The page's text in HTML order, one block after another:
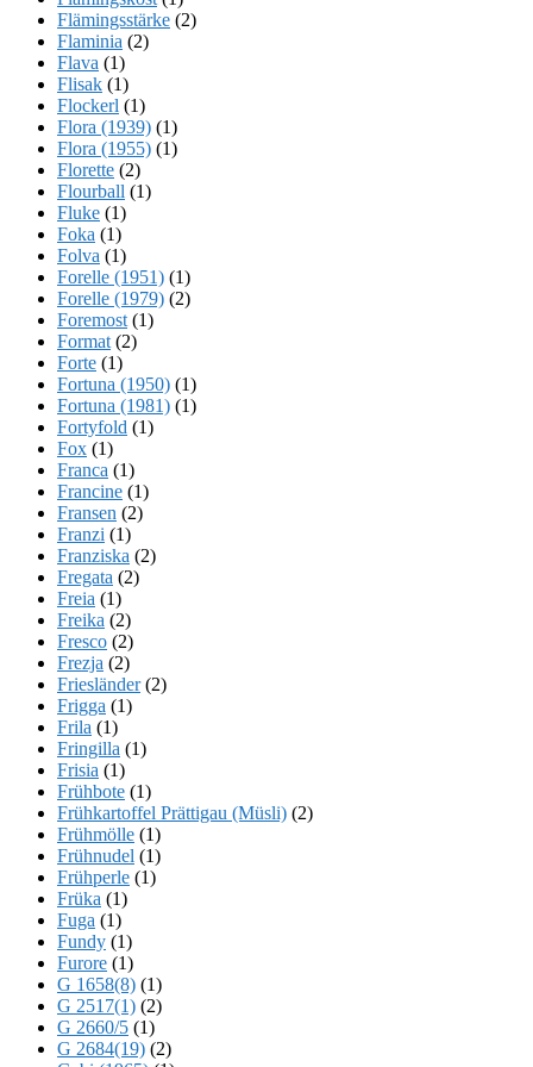
Flämingsstärke (2)
Flaminia (2)
Flava (1)
Flisak (1)
Flockerl (1)
Flora (1939) (1)
Flora (1955) (1)
Florette (2)
Flourball (1)
Fluke (1)
Foka (1)
Folva (1)
Forelle (1951) (1)
Forelle (1979) (2)
Foremost (1)
Format (2)
Forte (1)
Fortuna (1950) (1)
Fortuna (1981) (1)
Fortyfold (1)
Fox (1)
Franca (1)
Francine (1)
Fransen (2)
Franzi (1)
Franziska (2)
Fregata (2)
Freia (1)
Freika (2)
Fresco (2)
Frezja (2)
Friesländer(2)
Frigga (1)
Frila (1)
Fringilla (1)
Frisia (1)
Frühbote (1)
Frühkartoffel Prättigau (Müsli) (2)
Frühmölle (1)
Frühnudel (1)
Frühperle (1)
Früka (1)
Fuga (1)
Fundy (1)
Furore (1)
G 1658(8) (1)
G 2517(1) (2)
G 2660/5 (1)
G 2684(19) (2)